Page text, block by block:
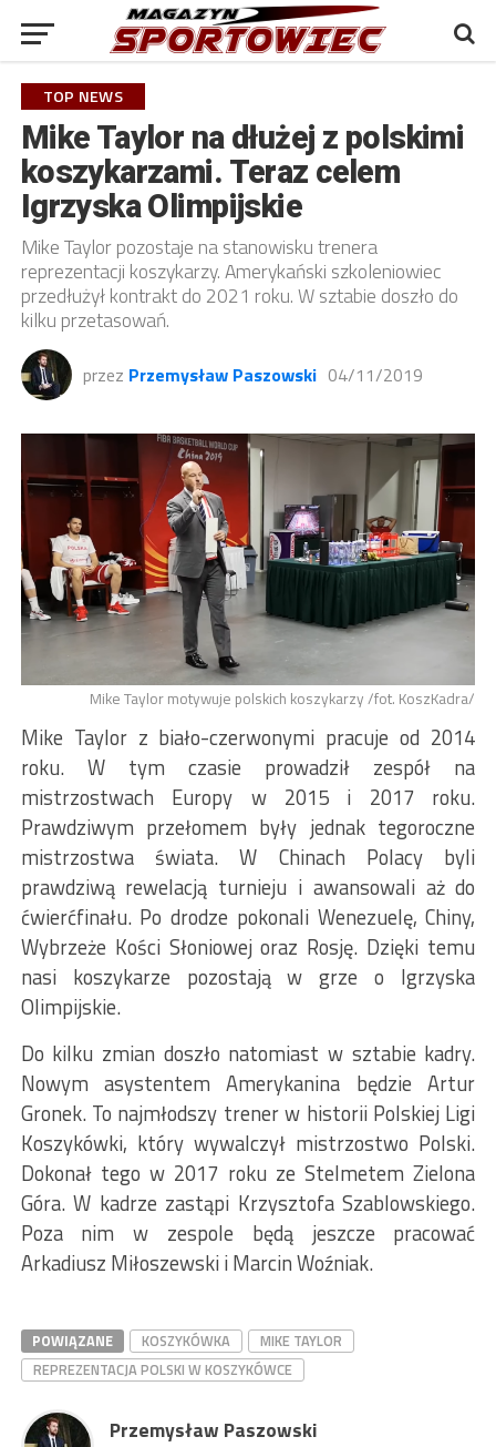
TOP NEWS
Mike Taylor na dłużej z polskimi
koszykarzami. Teraz celem
Igrzyska Olimpijskie
Mike Taylor pozostaje na stanowisku trenera
reprezentacji koszykarzy. Amerykański szkoleniowiec
przedłużył kontrakt do 2021 roku. W sztabie doszło do
kilku przetasowań.
przez Przemysław Paszowski 04/11/2019
Mike Taylor motywuje polskich koszykarzy /fot. KoszKadra/
Mike Taylor z biało-czerwonymi pracuje od 2014
roku. W tym czasie prowadził zespół na
mistrzostwach Europy w 2015 i 2017 roku.
Prawdziwym przełomem były jednak tegoroczne
mistrzostwa świata. W Chinach Polacy byli
prawdziwą rewelacją turnieju i awansowali aż do
ćwierćfinału. Po drodze pokonali Wenezuelę, Chiny,
Wybrzeże Kości Słoniowej oraz Rosję. Dzięki temu
nasi koszykarze pozostają w grze o Igrzyska
Olimpijskie.
Do kilku zmian doszło natomiast w sztabie kadry.
Nowym asystentem Amerykanina będzie Artur
Gronek. To najmłodszy trener w historii Polskiej Ligi
Koszykówki, który wywalczył mistrzostwo Polski.
Dokonał tego w 2017 roku ze Stelmetem Zielona
Góra. W kadrze zastąpi Krzysztofa Szablowskiego.
Poza nim w zespole będą jeszcze pracować
Arkadiusz Miłoszewski i Marcin Woźniak.
POWIĄZANE KOSZYKÓWKA
MIKE TAYLOR
REPREZENTACJA POLSKI W KOSZYKÓWCE
Przemysław Paszowski